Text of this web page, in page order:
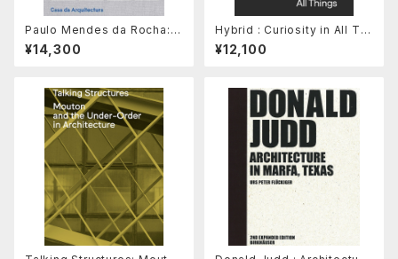
Paulo Mendes da Rocha: C
onstructed Geographies
¥14,300
Hybrid : Curiosity in All Thi
ngs
¥12,100